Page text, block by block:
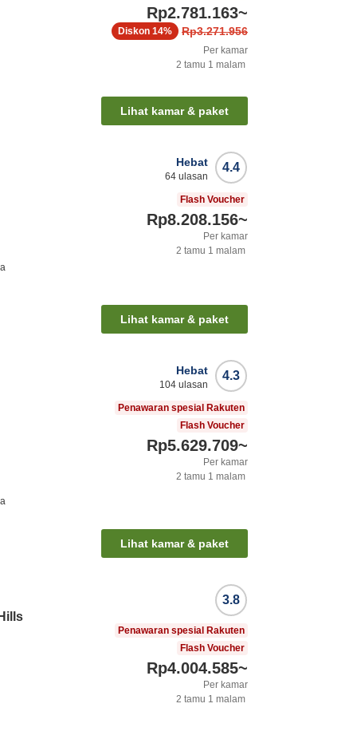
Rp2.781.163~
Rp3.271.956
Diskon 14%
Per kamar
2 tamu 1 malam
Lihat kamar & paket
4.4
Hebat
64 ulasan
Flash Voucher
Rp8.208.156~
Per kamar
2 tamu 1 malam
Lihat kamar & paket
4.3
Hebat
104 ulasan
Penawaran spesial Rakuten
Flash Voucher
Rp5.629.709~
Per kamar
2 tamu 1 malam
Lihat kamar & paket
3.8
Penawaran spesial Rakuten
Flash Voucher
Rp4.004.585~
Per kamar
2 tamu 1 malam